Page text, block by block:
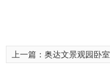
上一篇： 奥达文景观园卧室